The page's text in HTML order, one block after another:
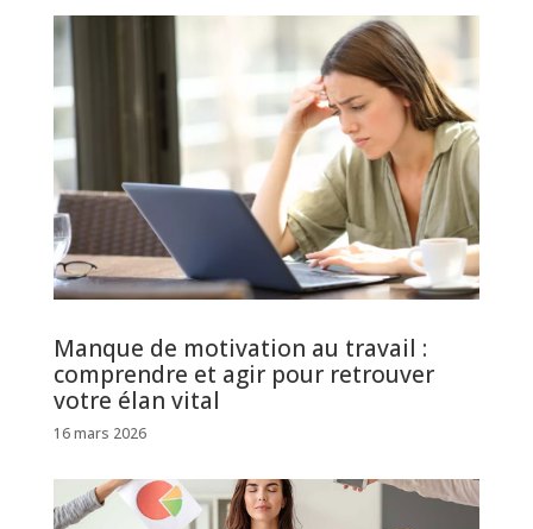
Manque de motivation au travail :
comprendre et agir pour retrouver
votre élan vital
16 mars 2026